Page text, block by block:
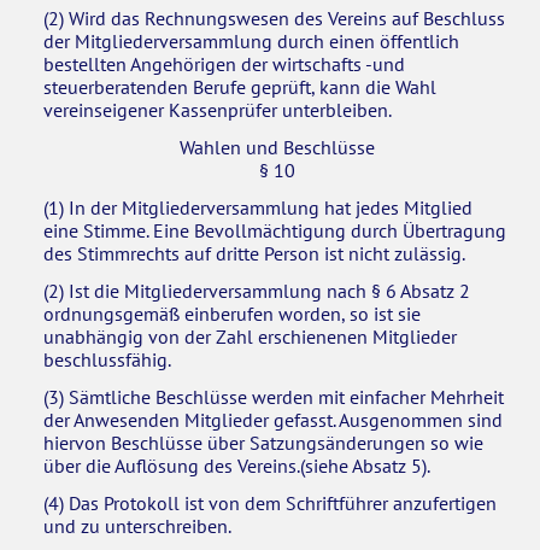
(2) Wird das Rechnungswesen des Vereins auf Beschluss
der Mitgliederversammlung durch einen öffentlich
bestellten Angehörigen der wirtschafts -und
steuerberatenden Berufe geprüft, kann die Wahl
vereinseigener Kassenprüfer unterbleiben.
Wahlen und Beschlüsse
§ 10
(1) In der Mitgliederversammlung hat jedes Mitglied
eine Stimme. Eine Bevollmächtigung durch Übertragung
des Stimmrechts auf dritte Person ist nicht zulässig.
(2) Ist die Mitgliederversammlung nach § 6 Absatz 2
ordnungsgemäß einberufen worden, so ist sie
unabhängig von der Zahl erschienenen Mitglieder
beschlussfähig.
(3) Sämtliche Beschlüsse werden mit einfacher Mehrheit
der Anwesenden Mitglieder gefasst. Ausgenommen sind
hiervon Beschlüsse über Satzungsänderungen so wie
über die Auflösung des Vereins.(siehe Absatz 5).
(4) Das Protokoll ist von dem Schriftführer anzufertigen
und zu unterschreiben.